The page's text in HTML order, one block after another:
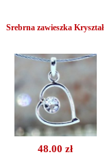
48.00 zł
Srebrna zawieszka Kryształ